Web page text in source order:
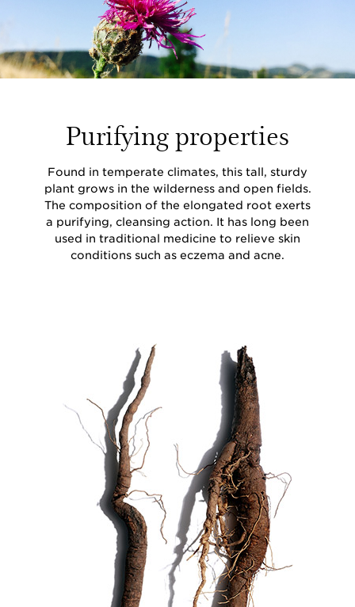
Purifying properties
Found in temperate climates, this tall, sturdy
plant grows in the wilderness and open fields.
The composition of the elongated root exerts
a purifying, cleansing action. It has long been
used in traditional medicine to relieve skin
conditions such as eczema and acne.